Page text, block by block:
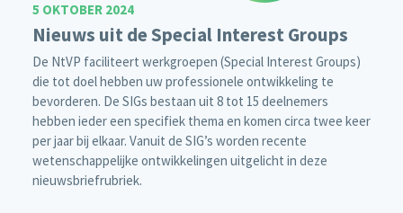
5 OKTOBER 2024
Nieuws uit de Special Interest Groups
De NtVP faciliteert werkgroepen (Special Interest Groups)
die tot doel hebben uw professionele ontwikkeling te
bevorderen. De SIGs bestaan uit 8 tot 15 deelnemers
hebben ieder een specifiek thema en komen circa twee keer
per jaar bij elkaar. Vanuit de SIG’s worden recente
wetenschappelijke ontwikkelingen uitgelicht in deze
nieuwsbriefrubriek.